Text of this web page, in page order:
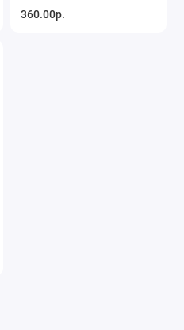
360.00р.